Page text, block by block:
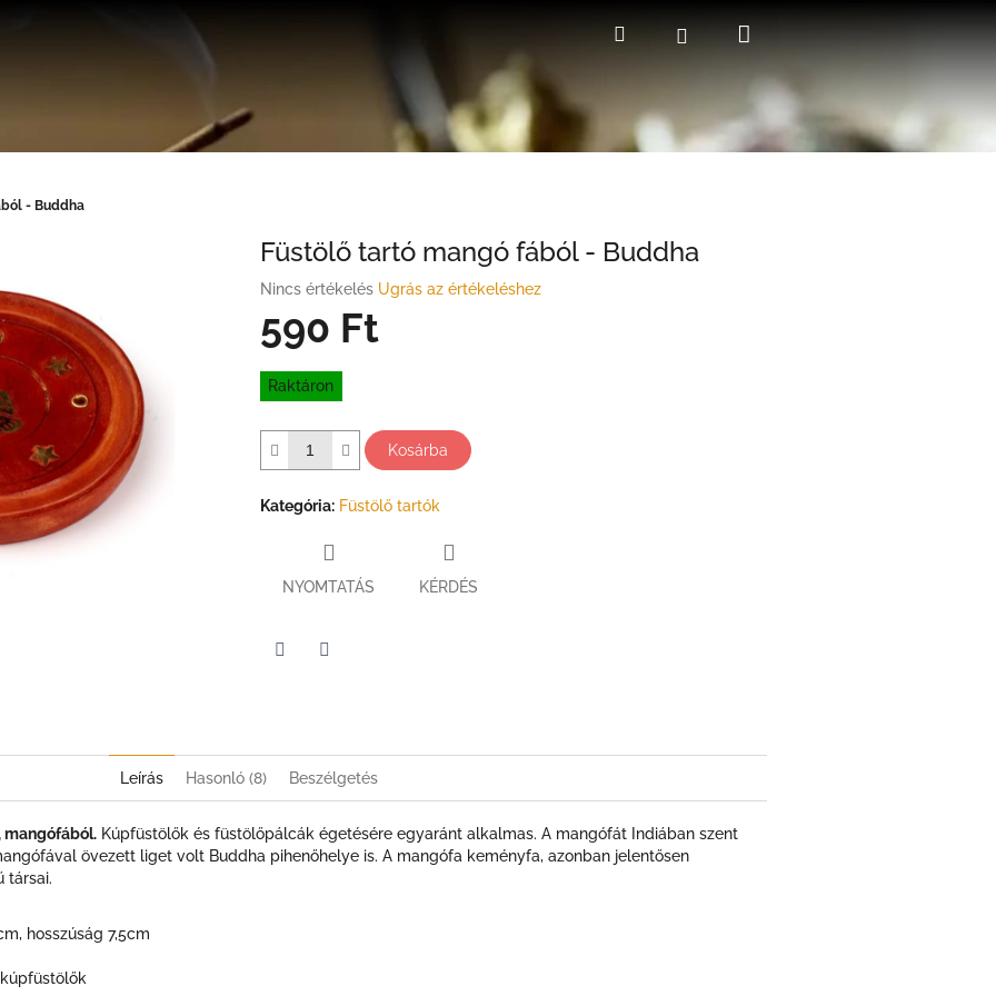
KeresésBejelentkezés
Kosár
- Buddha
Füstölő tartó mangó fából - Buddha
A
átlagos
értékelése
5-
ből
csillag.
Nincs értékelés Ugrás az értékeléshez
590 Ft
Egységár:
Raktáron
Kosárba
Kategória: Füstölő tartók
NYOMTATÁS KÉRDÉS
Leírás Hasonló (8) Beszélgetés
mangófából. Kúpfüstölők és füstölőpálcák égetésére egyaránt alkalmas. A mangófát Indiában szent
övezett liget volt Buddha pihenőhelye is. A mangófa keményfa, azonban jelentősen
társai.
hosszúság 7,5cm